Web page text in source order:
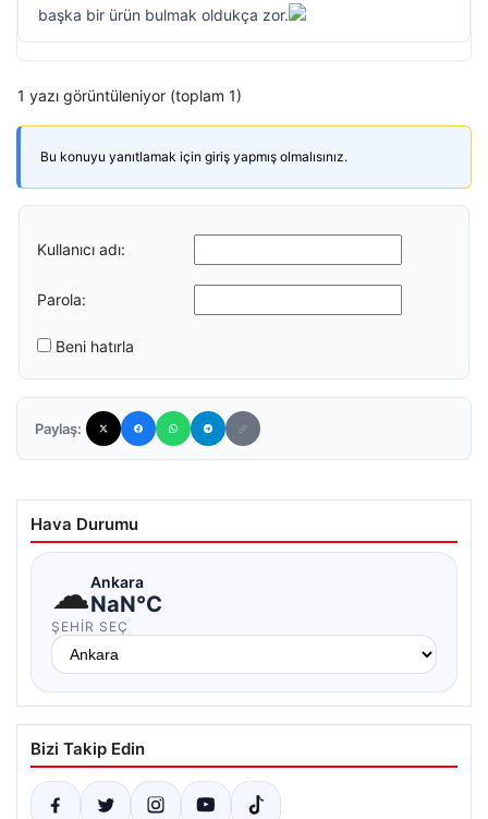
başka bir ürün bulmak oldukça zor.
1 yazı görüntüleniyor (toplam 1)
Bu konuyu yanıtlamak için giriş yapmış olmalısınız.
Kullanıcı adı:
Parola:
Beni hatırla
Paylaş:
Hava Durumu
☁Ankara
NaN°C
ŞEHIR SEÇ
Bizi Takip Edin